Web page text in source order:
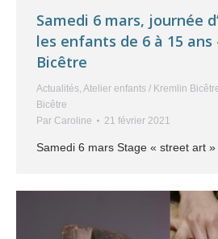
Samedi 6 mars, journée
les enfants de 6 à 15 ans
Bicêtre
Actualités, Atelier enfants / Kremlin
Bicêtre
Par Caroline 21 février 2021
Samedi 6 mars Stage « street art »